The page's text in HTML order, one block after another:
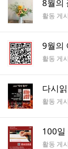
8월의
게시판명
활동 게
9월의
게시판명
활동 게
다시
게시판명
활동 게
100
게시판명
활동 게